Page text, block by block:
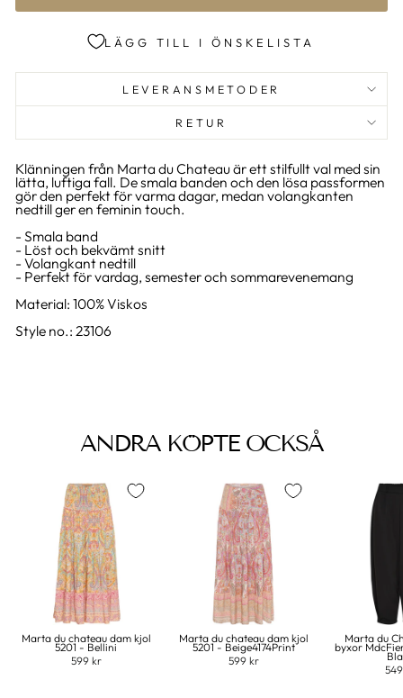
LÄGG TILL I ÖNSKELISTA
LEVERANSMETODER
RETUR
Klänningen från Marta du Chateau är ett stilfullt val med sin
lätta, luftiga fall. De smala banden och den lösa passformen
gör den perfekt för varma dagar, medan volangkanten
nedtill ger en feminin touch.
- Smala band
- Löst och bekvämt snitt
- Volangkant nedtill
- Perfekt för vardag, semester och sommarevenemang
Material: 100% Viskos
Style no.: 23106
ANDRA KÖPTE OCKSÅ
Marta du chateau dam kjol
5201 - Bellini
599 kr
Marta du chateau dam kjol
5201 - Beige4174Print
599 kr
Marta du
byxor